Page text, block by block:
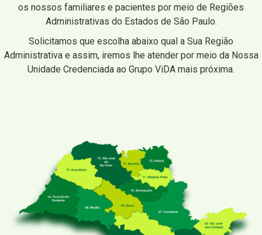
os nossos familiares e pacientes por meio de Regiões
Administrativas do Estados de São Paulo.
Solicitamos que escolha abaixo qual a Sua Região
Administrativa e assim, iremos lhe atender por meio da Nossa
Unidade Credenciada ao Grupo ViDA mais próxima.